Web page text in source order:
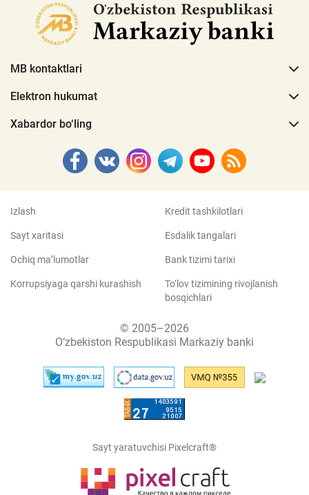
MB kontaktlari
Elektron hukumat
Xabardor bo‘ling
Izlash
Sayt xaritasi
Ochiq ma’lumotlar
Korrupsiyaga qarshi kurashish
Kredit tashkilotlari
Esdalik tangalari
Bank tizimi tarixi
To‘lov tizimining rivojlanish
bosqichlari
© 2005–2026
O‘zbekiston Respublikasi Markaziy banki
Sayt yaratuvchisi Pixelcraft®